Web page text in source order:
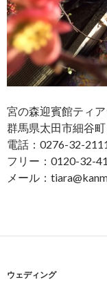
宮の森迎賓館ティ
群馬県太田市細谷
電話：0276-32-
フリー：0120-32-
メール：
ウェディング